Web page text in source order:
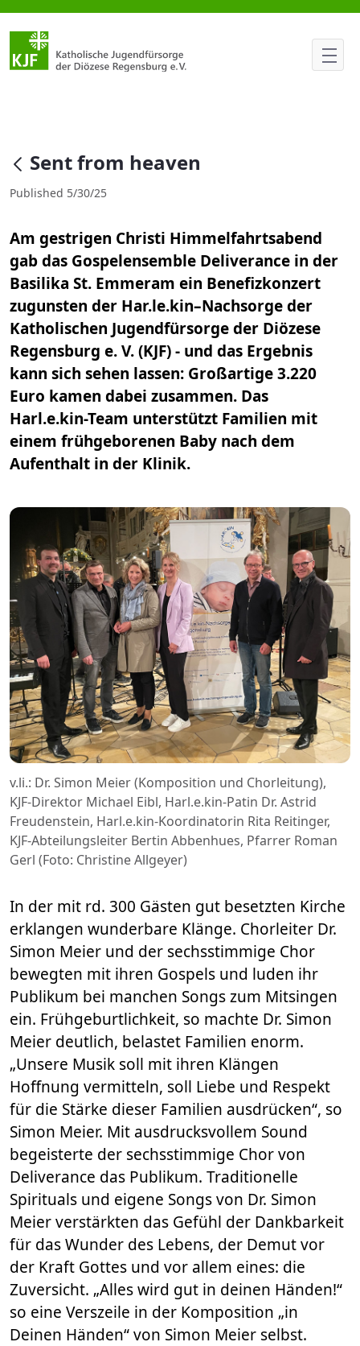
Sent from heaven
null
Sent from heaven
Published 5/30/25
Am gestrigen Christi Himmelfahrtsabend
gab das Gospelensemble Deliverance in der
Basilika St. Emmeram ein Benefizkonzert
zugunsten der Har.le.kin–Nachsorge der
Katholischen Jugendfürsorge der Diözese
Regensburg e. V. (KJF) - und das Ergebnis
kann sich sehen lassen: Großartige 3.220
Euro kamen dabei zusammen. Das
Harl.e.kin-Team unterstützt Familien mit
einem frühgeborenen Baby nach dem
Aufenthalt in der Klinik.
v.li.: Dr. Simon Meier (Komposition und Chorleitung),
KJF-Direktor Michael Eibl, Harl.e.kin-Patin Dr. Astrid
Freudenstein, Harl.e.kin-Koordinatorin Rita Reitinger,
KJF-Abteilungsleiter Bertin Abbenhues, Pfarrer Roman
Gerl (Foto: Christine Allgeyer)
In der mit rd. 300 Gästen gut besetzten Kirche
erklangen wunderbare Klänge. Chorleiter Dr.
Simon Meier und der sechsstimmige Chor
bewegten mit ihren Gospels und luden ihr
Publikum bei manchen Songs zum Mitsingen
ein. Frühgeburtlichkeit, so machte Dr. Simon
Meier deutlich, belastet Familien enorm.
„Unsere Musik soll mit ihren Klängen
Hoffnung vermitteln, soll Liebe und Respekt
für die Stärke dieser Familien ausdrücken“, so
Simon Meier. Mit ausdrucksvollem Sound
begeisterte der sechsstimmige Chor von
Deliverance das Publikum. Traditionelle
Spirituals und eigene Songs von Dr. Simon
Meier verstärkten das Gefühl der Dankbarkeit
für das Wunder des Lebens, der Demut vor
der Kraft Gottes und vor allem eines: die
Zuversicht. „Alles wird gut in deinen Händen!“
so eine Verszeile in der Komposition „in
Deinen Händen“ von Simon Meier selbst.